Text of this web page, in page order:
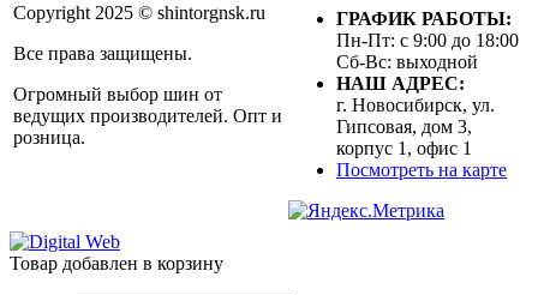
Copyright 2025 © shintorgnsk.ru
Все права защищены.
Огромный выбор шин от
ведущих производителей. Опт и
розница.
ГРАФИК РАБОТЫ:
Пн-Пт: с 9:00 до 18:00
Сб-Вс: выходной
НАШ АДРЕС:
г. Новосибирск, ул.
Гипсовая, дом 3,
корпус 1, офис 1
Посмотреть на карте
Товар добавлен в корзину